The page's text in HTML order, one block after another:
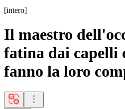
[intero]
Il maestro
fatina dai capelli
fanno la loro